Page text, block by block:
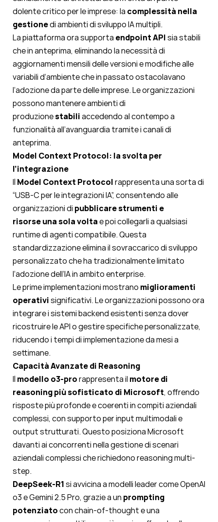
dolente critico per le imprese: la complessità nella
gestionedi ambienti di sviluppo IA multipli.
La piattaforma ora supporta endpoint APIsia stabili
che in anteprima, eliminando la necessità di
aggiornamenti mensili delle versioni e modifiche alle
variabili d’ambiente che in passato ostacolavano
l’adozione da parte delle imprese. Le organizzazioni
possono mantenere ambienti di
produzionestabiliaccedendo al contempo a
funzionalità all’avanguardia tramite i canali di
anteprima.
Model Context Protocol: la svolta per
l’integrazione
Il Model Context Protocolrappresenta una sorta di
“USB-C per le integrazioni IA”, consentendo alle
organizzazioni di pubblicare strumenti e
risorseuna sola voltae poi collegarli a qualsiasi
runtime di agenti compatibile. Questa
standardizzazione elimina il sovraccarico di sviluppo
personalizzato che ha tradizionalmente limitato
l’adozione dell’IA in ambito enterprise.
Le prime implementazioni mostrano miglioramenti
operativisignificativi. Le organizzazioni possono ora
integrare i sistemi backend esistenti senza dover
ricostruire le API o gestire specifiche personalizzate,
riducendo i tempi di implementazione da mesi a
settimane.
Capacità Avanzate di Reasoning
Il modello o3-prorappresenta il motore di
reasoning più sofisticato di Microsoft, offrendo
risposte più profonde e coerenti in compiti aziendali
complessi, con supporto per input multimodali e
output strutturati. Questo posiziona Microsoft
davanti ai concorrenti nella gestione di scenari
aziendali complessi che richiedono reasoning multi-
step.
DeepSeek-R1si avvicina a modelli leader come OpenAI
o3 e Gemini 2.5 Pro, grazie a un prompting
potenziatocon chain-of-thought e una